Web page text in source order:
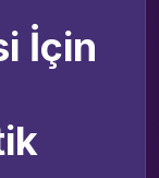
İçin